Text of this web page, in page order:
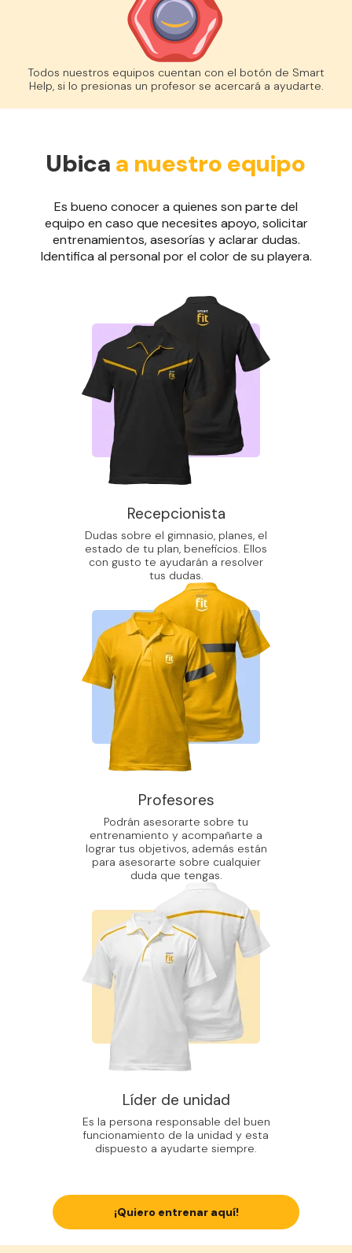
Todos nuestros equipos cuentan con el botón de Smart
Help, si lo presionas un profesor se acercará a ayudarte.
Ubica a nuestro equipo
Es bueno conocer a quienes son parte del
equipo en caso que necesites apoyo, solicitar
entrenamientos, asesorías y aclarar dudas.
Identifica al personal por el color de su playera.
Recepcionista
Dudas sobre el gimnasio, planes, el
estado de tu plan, beneficios. Ellos
con gusto te ayudarán a resolver
tus dudas.
Profesores
Podrán asesorarte sobre tu
entrenamiento y acompañarte a
lograr tus objetivos, además están
para asesorarte sobre cualquier
duda que tengas.
Líder de unidad
Es la persona responsable del buen
funcionamiento de la unidad y esta
dispuesto a ayudarte siempre.
¡Quiero entrenar aquí!